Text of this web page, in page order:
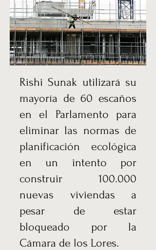
Rishi Sunak utilizará su
mayoría de 60 escaños
en el Parlamento para
eliminar las normas de
planificación ecológica
en un intento por
construir 100.000
nuevas viviendas a
pesar de estar
bloqueado por la
Cámara de los Lores.